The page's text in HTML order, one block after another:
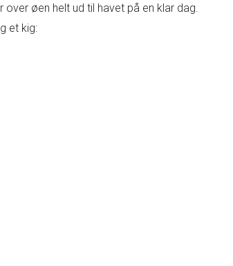
over øen helt ud til havet på en klar dag.
et kig: